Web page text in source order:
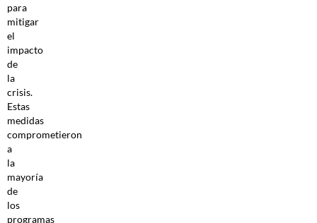
para
mitigar
el
impacto
de
la
crisis.
Estas
medidas
comprometieron
a
la
mayoría
de
los
programas